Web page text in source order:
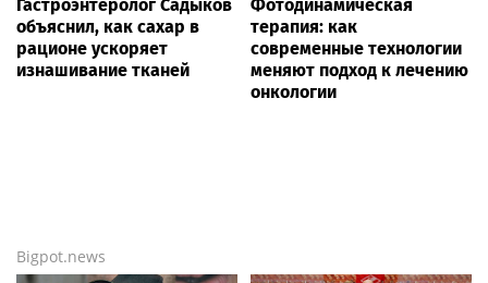
Гастроэнтеролог Садыков
объяснил, как сахар в
рационе ускоряет
изнашивание тканей
Фотодинамическая
терапия: как
современные технологии
меняют подход к лечению
онкологии
Bigpot.news